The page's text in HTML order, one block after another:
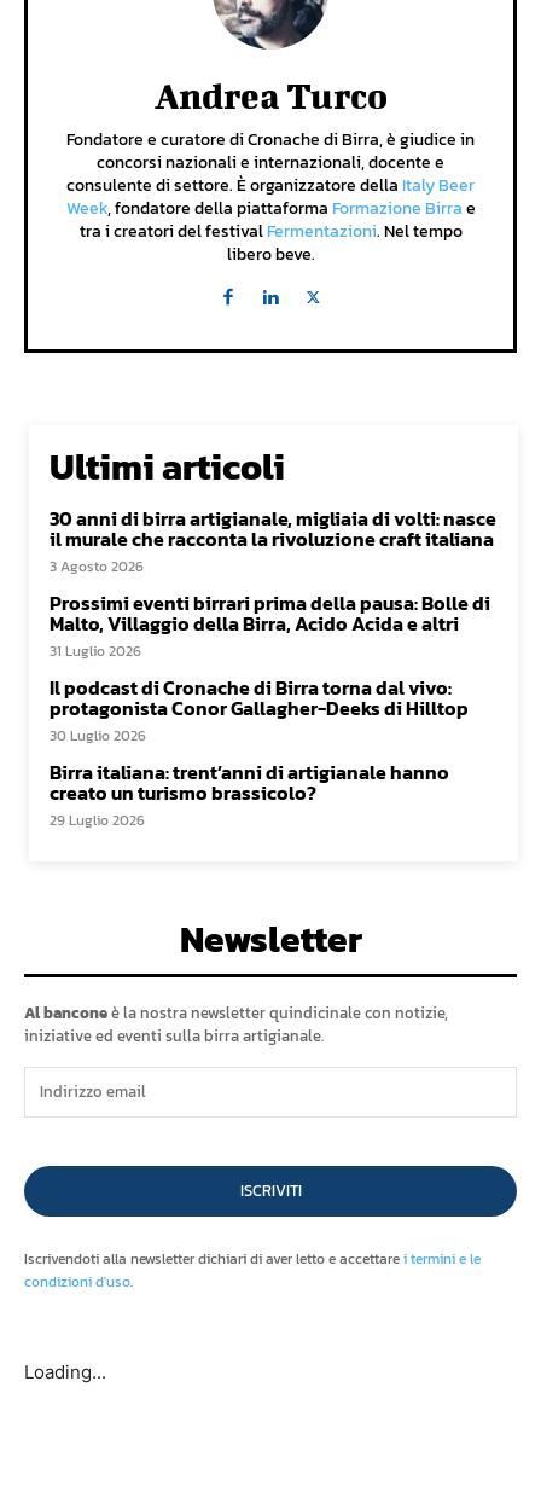
Andrea Turco
Fondatore e curatore di Cronache di Birra, è giudice in
concorsi nazionali e internazionali, docente e
consulente di settore. È organizzatore della Italy Beer
Week, fondatore della piattaforma Formazione Birrae
tra i creatori del festivalFermentazioni. Nel tempo
libero beve.
Ultimi articoli
30 anni di birra artigianale, migliaia di volti: nasce
il murale che racconta la rivoluzione craft italiana
3 Agosto 2026
Prossimi eventi birrari prima della pausa: Bolle di
Malto, Villaggio della Birra, Acido Acida e altri
31 Luglio 2026
Il podcast di Cronache di Birra torna dal vivo:
protagonista Conor Gallagher-Deeks di Hilltop
30 Luglio 2026
Birra italiana: trent’anni di artigianale hanno
creato un turismo brassicolo?
29 Luglio 2026
Newsletter
Al banconeè la nostra newsletter quindicinale con notizie,
iniziative ed eventi sulla birra artigianale.
ISCRIVITI
Iscrivendoti alla newsletter dichiari di aver letto e accettarei termini e le
condizioni d'uso.
Loading...